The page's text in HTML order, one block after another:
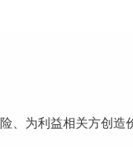
、为利益相关方创造